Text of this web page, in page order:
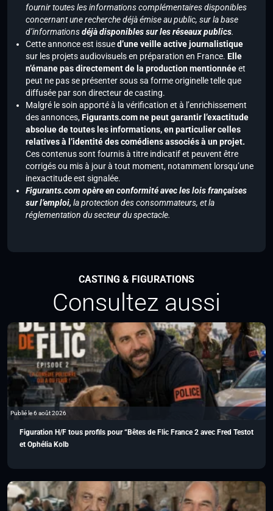
fournir toutes les informations complémentaires disponibles
concernant une recherche déjà émise au public, sur la base
d’informationsdéjà disponibles sur les réseaux publics.
Cette annonce est issued’une veille active journalistique
sur les projets audiovisuels en préparation en France. Elle
n’émane pas directement de la production mentionnéeet
peut ne pas se présenter sous sa forme originelle telle que
diffusée par son directeur de casting.
Malgré le soin apporté à la vérification et à l’enrichissement
des annonces,Figurants.com ne peut garantir l’exactitude
absolue de toutes les informations, en particulier celles
relatives à l’identité des comédiens associés à un projet.
Ces contenus sont fournis à titre indicatif et peuvent être
corrigés ou mis à jour à tout moment, notamment lorsqu’une
inexactitude est signalée.
Figurants.com opère en conformité avec les lois françaises
sur l’emploi, la protection des consommateurs, et la
réglementation du secteur du spectacle.
CASTING & FIGURATIONS
Consultez aussi
Publié le 6 août 2026
Figuration H/F tous profils pour “Bêtes de Flic France 2 avec Fred Testot
et Ophélia Kolb